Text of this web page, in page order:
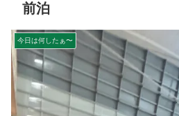
前泊
今日は何したぁ〜